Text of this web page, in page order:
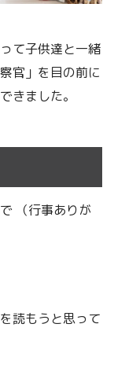
て子供達と一緒
官」を目の前に
きました。
（行事ありが
読もうと思って